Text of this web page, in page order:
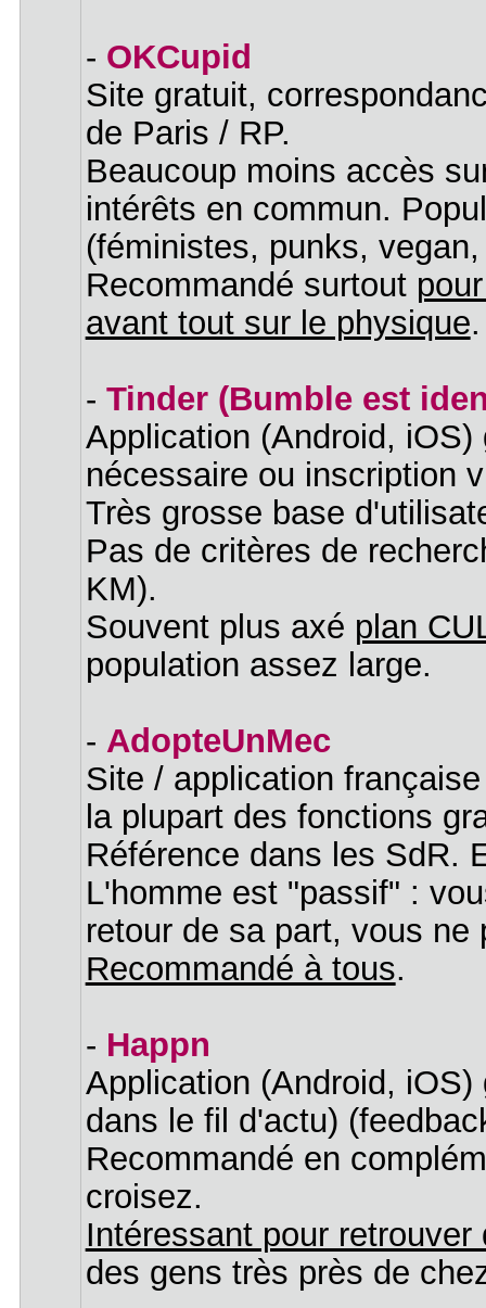
- OKCupid
Site gratuit,
de Paris / RP.
Beaucoup moins accès
intérêts en commun.
(féministes, punks,
Recommandé surtout
avant tout sur le physique.
- Tinder (Bumble est
Application (Android,
nécessaire ou inscription
Très grosse base
Pas de critères de
KM).
Souvent plus axé plan
population assez large.
- AdopteUnMec
Site / application
la plupart des fonctions
Référence dans les SdR.
L'homme est "passif" :
retour de sa part, vous ne
Recommandé à tous.
- Happn
Application (Android,
dans le fil d'actu)
Recommandé en
croisez.
Intéressant pour
des gens très près de